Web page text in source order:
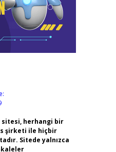
herhangi bir
şirketi ile hiçbir
Sitede yalnızca